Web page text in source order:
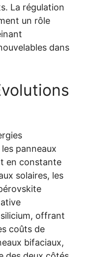
La régulation
un rôle
dans
panneaux
en constante
solaires, les
offrant
coûts de
bifaciaux,